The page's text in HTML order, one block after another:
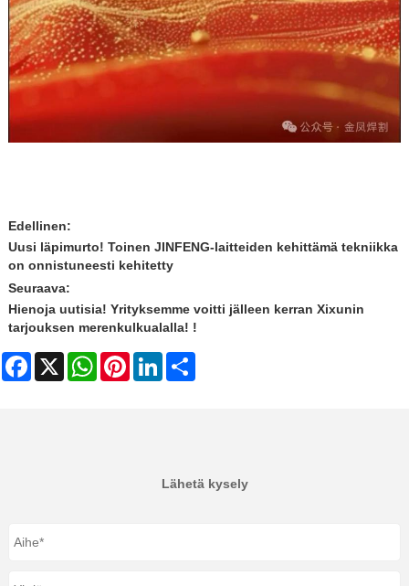
Edellinen:
Uusi läpimurto! Toinen JINFENG-laitteiden kehittämä tekniikka
on onnistuneesti kehitetty
Seuraava:
Hienoja uutisia! Yrityksemme voitti jälleen kerran Xixunin
tarjouksen merenkulkualalla! !
Facebook
X WhatsAppPinterestLinkedIn
Lähetä kysely